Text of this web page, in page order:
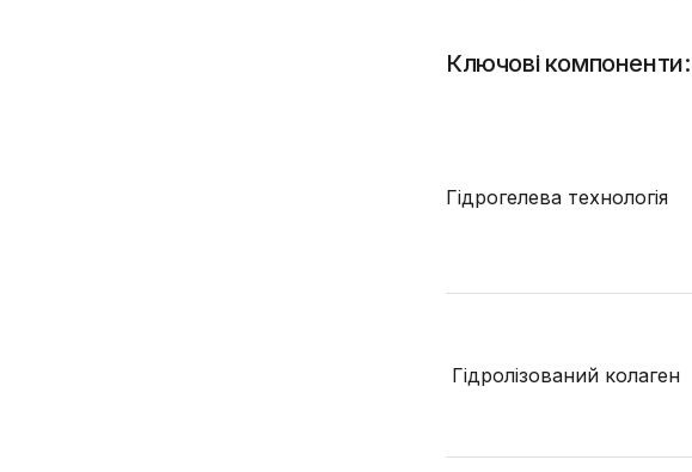
Ключові компоненти:
Гідрогелева технологія
Гідролізований колаген